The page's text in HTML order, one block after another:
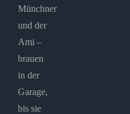
Münchner
und der
Ami –
brauen
in der
Garage,
bis sie